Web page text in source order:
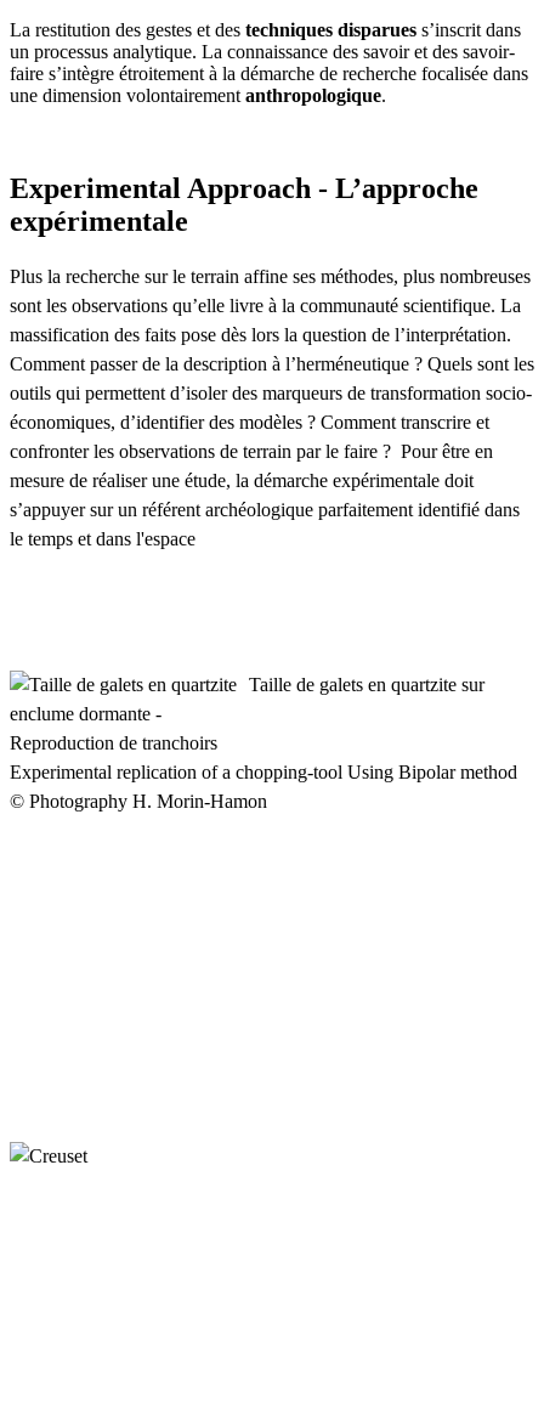
La restitution des gestes et des techniques disparues s’inscrit dans
un processus analytique. La connaissance des savoir et des savoir-
faire s’intègre étroitement à la démarche de recherche focalisée dans
une dimension volontairement anthropologique.
Experimental Approach - L’approche
expérimentale
Plus la recherche sur le terrain affine ses méthodes, plus nombreuses
sont les observations qu’elle livre à la communauté scientifique. La
massification des faits pose dès lors la question de l’interprétation.
Comment passer de la description à l’herméneutique ? Quels sont les
outils qui permettent d’isoler des marqueurs de transformation socio-
économiques, d’identifier des modèles ? Comment transcrire et
confronter les observations de terrain par le faire ? Pour être en
mesure de réaliser une étude, la démarche expérimentale doit
s’appuyer sur un référent archéologique parfaitement identifié dans
le temps et dans l'espace
Taille de galets en quartzite sur
enclume dormante -
Reproduction de tranchoirs
Experimental replication of a chopping-tool Using Bipolar method
© Photography H. Morin-Hamon